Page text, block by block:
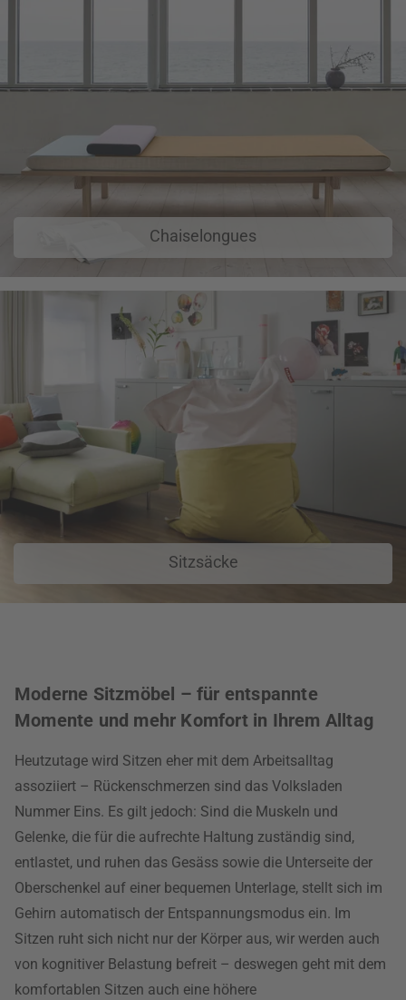
Chaiselongues
Sitzsäcke
Moderne Sitzmöbel – für entspannte
Momente und mehr Komfort in Ihrem Alltag
Heutzutage wird Sitzen eher mit dem Arbeitsalltag
assoziiert – Rückenschmerzen sind das Volksladen
Nummer Eins. Es gilt jedoch: Sind die Muskeln und
Gelenke, die für die aufrechte Haltung zuständig sind,
entlastet, und ruhen das Gesäss sowie die Unterseite der
Oberschenkel auf einer bequemen Unterlage, stellt sich im
Gehirn automatisch der Entspannungsmodus ein. Im
Sitzen ruht sich nicht nur der Körper aus, wir werden auch
von kognitiver Belastung befreit – deswegen geht mit dem
komfortablen Sitzen auch eine höhere